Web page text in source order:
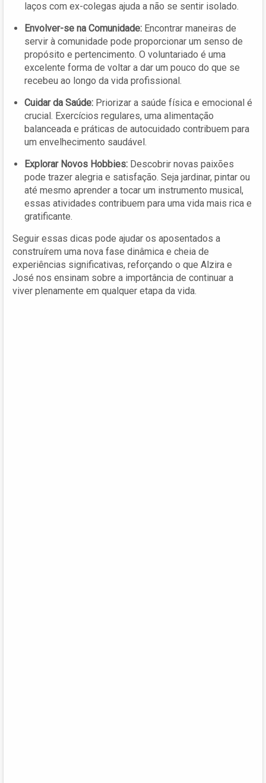
laços com ex-colegas ajuda a não se sentir isolado.
Envolver-se na Comunidade: Encontrar maneiras de
servir à comunidade pode proporcionar um senso de
propósito e pertencimento. O voluntariado é uma
excelente forma de voltar a dar um pouco do que se
recebeu ao longo da vida profissional.
Cuidar da Saúde: Priorizar a saúde física e emocional é
crucial. Exercícios regulares, uma alimentação
balanceada e práticas de autocuidado contribuem para
um envelhecimento saudável.
Explorar Novos Hobbies: Descobrir novas paixões
pode trazer alegria e satisfação. Seja jardinar, pintar ou
até mesmo aprender a tocar um instrumento musical,
essas atividades contribuem para uma vida mais rica e
gratificante.
Seguir essas dicas pode ajudar os aposentados a
construírem uma nova fase dinâmica e cheia de
experiências significativas, reforçando o que Alzira e
José nos ensinam sobre a importância de continuar a
viver plenamente em qualquer etapa da vida.